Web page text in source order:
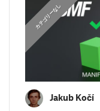
カテゴリーなし
Jakub Kočí